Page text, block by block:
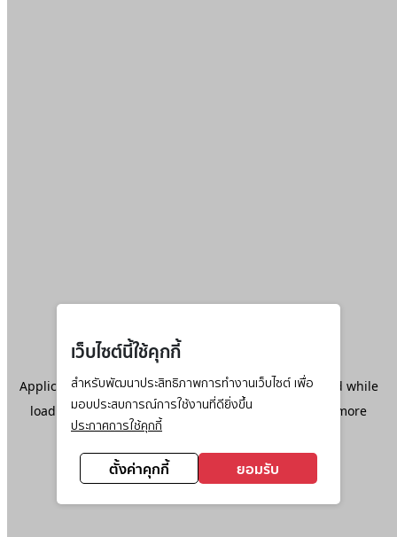
เว็บไซต์นี้ใช้คุกกี้
สำหรับพัฒนาประสิทธิภาพการทำงานเว็บไซต์ เพื่อ
มอบประสบการณ์การใช้งานที่ดียิ่งขึ้น
ประกาศการใช้คุกกี้
ตั้งค่าคุกกี้ ยอมรับ
Application error: aclient-side exception has occurred while
loadingwww.ktc.co.th(see the browser console
for more
information).